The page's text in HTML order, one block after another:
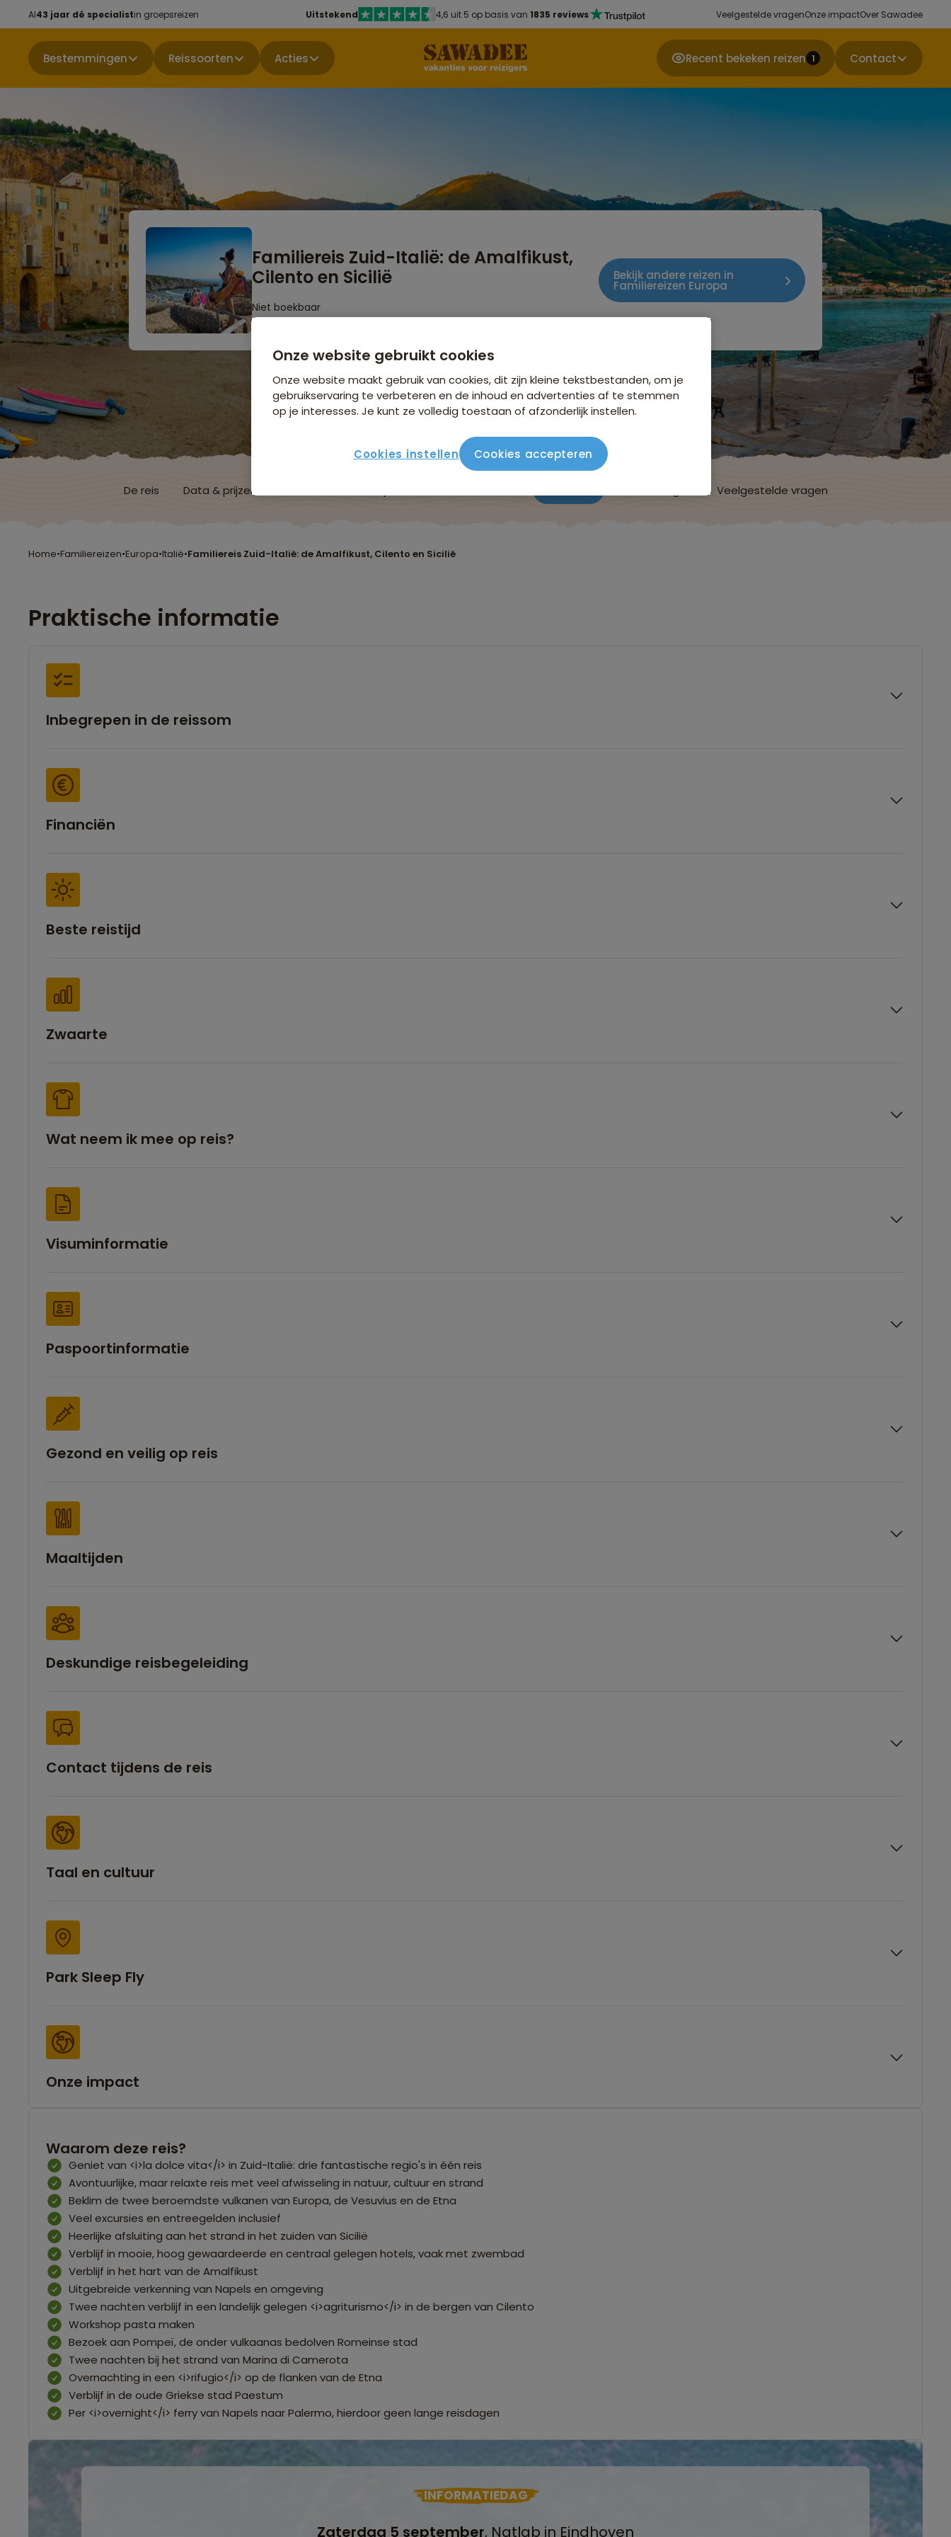
Al43 jaar dé specialistin groepsreizen Uitstekend 4,6 uit 5 op basis van 1835 reviews Veelgestelde vragenOnze impactOver Sawadee
Bestemmingen Reissoorten Acties Recent bekeken reizen 1 Contact
Familiereis Zuid-Italië: de Amalfikust,
Cilento en Sicilië
Niet boekbaar
Bekijk andere reizen in
Familiereizen Europa
De reis Data & prijzen Veelgestelde vragen
Home•Familiereizen•Europa•Italië•Familiereis Zuid-Italië: de Amalfikust, Cilento en Sicilië
Praktische informatie
Inbegrepen in de reissom
Financiën
Beste reistijd
Zwaarte
Wat neem ik mee op reis?
Visuminformatie
Paspoortinformatie
Gezond en veilig op reis
Maaltijden
Deskundige reisbegeleiding
Contact tijdens de reis
Taal en cultuur
Park Sleep Fly
Onze impact
Waarom deze reis?
Geniet van <i>la dolce vita</i> in Zuid-Italië: drie fantastische regio's in één reis
Avontuurlijke, maar relaxte reis met veel afwisseling in natuur, cultuur en strand
Beklim de twee beroemdste vulkanen van Europa, de Vesuvius en de Etna
Veel excursies en entreegelden inclusief
Heerlijke afsluiting aan het strand in het zuiden van Sicilië
Verblijf in mooie, hoog gewaardeerde en centraal gelegen hotels, vaak met zwembad
Verblijf in het hart van de Amalfikust
Uitgebreide verkenning van Napels en omgeving
Twee nachten verblijf in een landelijk gelegen <i>agriturismo</i> in de bergen van Cilento
Workshop pasta maken
Bezoek aan Pompeï, de onder vulkaanas bedolven Romeinse stad
Twee nachten bij het strand van Marina di Camerota
Overnachting in een <i>rifugio</i> op de flanken van de Etna
Verblijf in de oude Griekse stad Paestum
Per <i>overnight</i> ferry van Napels naar Palermo, hierdoor geen lange reisdagen
INFORMATIEDAG
Zaterdag 5 september, Natlab in Eindhoven
Onze website gebruikt cookies
Onze website maakt gebruik van cookies, dit zijn kleine tekstbestanden, om je
gebruikservaring te verbeteren en de inhoud en advertenties af te stemmen
op je interesses. Je kunt ze volledig toestaan of afzonderlijk instellen.
Cookies instellen Cookies accepteren